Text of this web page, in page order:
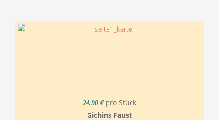
24,90 € pro Stück
Gichins Faust